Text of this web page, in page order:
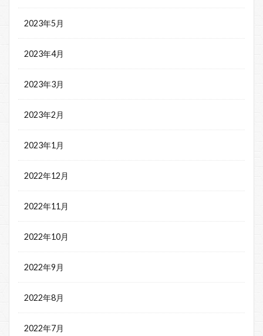
2023年5月
2023年4月
2023年3月
2023年2月
2023年1月
2022年12月
2022年11月
2022年10月
2022年9月
2022年8月
2022年7月